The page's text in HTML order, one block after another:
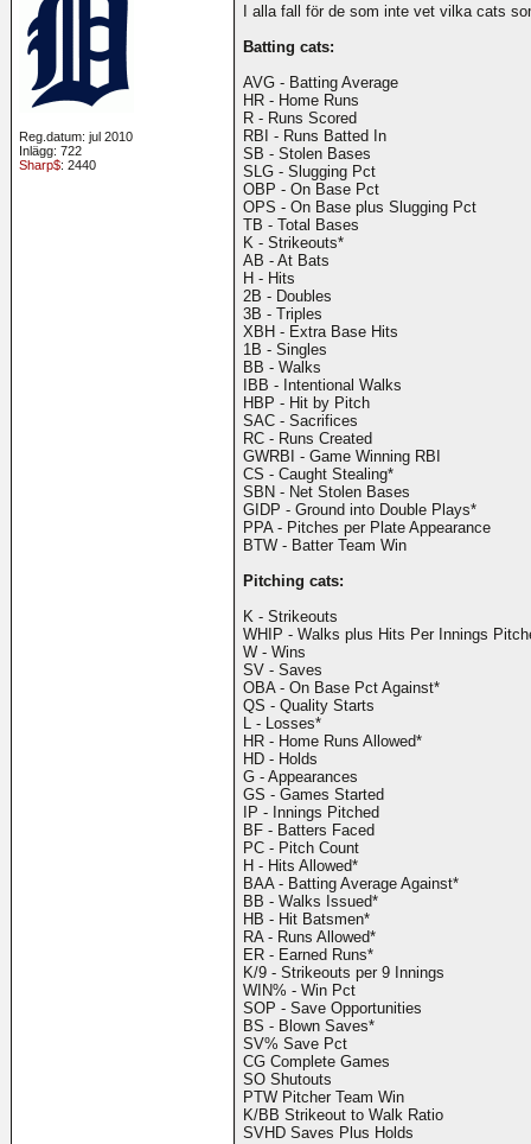
Reg.datum: jul 2010
Inlägg: 722
Sharp$: 2440
I alla fall för de som inte vet vilka cats
Batting cats:
AVG - Batting Average
HR - Home Runs
R - Runs Scored
RBI - Runs Batted In
SB - Stolen Bases
SLG - Slugging Pct
OBP - On Base Pct
OPS - On Base plus Slugging Pct
TB - Total Bases
K - Strikeouts*
AB - At Bats
H - Hits
2B - Doubles
3B - Triples
XBH - Extra Base Hits
1B - Singles
BB - Walks
IBB - Intentional Walks
HBP - Hit by Pitch
SAC - Sacrifices
RC - Runs Created
GWRBI - Game Winning RBI
CS - Caught Stealing*
SBN - Net Stolen Bases
GIDP - Ground into Double Plays*
PPA - Pitches per Plate Appearance
BTW - Batter Team Win
Pitching cats:
K - Strikeouts
WHIP - Walks plus Hits Per Innings
W - Wins
SV - Saves
OBA - On Base Pct Against*
QS - Quality Starts
L - Losses*
HR - Home Runs Allowed*
HD - Holds
G - Appearances
GS - Games Started
IP - Innings Pitched
BF - Batters Faced
PC - Pitch Count
H - Hits Allowed*
BAA - Batting Average Against*
BB - Walks Issued*
HB - Hit Batsmen*
RA - Runs Allowed*
ER - Earned Runs*
K/9 - Strikeouts per 9 Innings
WIN% - Win Pct
SOP - Save Opportunities
BS - Blown Saves*
SV% Save Pct
CG Complete Games
SO Shutouts
PTW Pitcher Team Win
K/BB Strikeout to Walk Ratio
SVHD Saves Plus Holds